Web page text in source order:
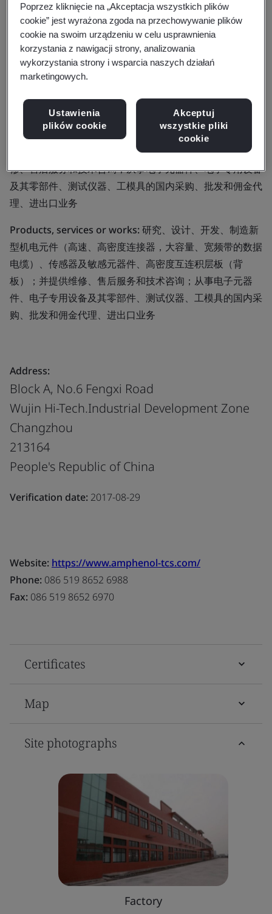
Amphenol (Changzhou)
Advanced Connector Co.,
Ltd.
Business scope:研究、设计、开发、制造新型机电元件
（高速、高密度连接器，大容量、宽频带的数据电缆）、传
感器及敏感元器件、高密度互连积层板（背板）；并提供维
修、售后服务和技术咨询；从事电子元器件、电子专用设备
及其零部件、测试仪器、工模具的国内采购、批发和佣金代
理、进出口业务
Products, services or works:研究、设计、开发、制造新
型机电元件（高速、高密度连接器，大容量、宽频带的数据
电缆）、传感器及敏感元器件、高密度互连积层板（背
板）；并提供维修、售后服务和技术咨询；从事电子元器
件、电子专用设备及其零部件、测试仪器、工模具的国内采
购、批发和佣金代理、进出口业务
Address:
Block A, No.6 Fengxi Road
Wujin Hi-Tech.Industrial Development Zone
Changzhou
213164
People's Republic of China
Verification date: 2017-08-29
Website: https://www.amphenol-tcs.com/
Phone: 086 519 8652 6988
Fax: 086 519 8652 6970
Certificates
Map
Site photographs
Factory
Poprzez kliknięcie na „Akceptacja wszystkich plików
cookie” jest wyrażona zgoda na przechowywanie plików
cookie na swoim urządzeniu w celu usprawnienia
korzystania z nawigacji strony, analizowania
wykorzystania strony i wsparcia naszych działań
marketingowych.
Ustawienia
plików cookie
Akceptuj
wszystkie pliki
cookie